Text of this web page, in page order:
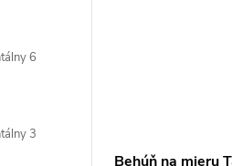
6
3
Behúň na mieru